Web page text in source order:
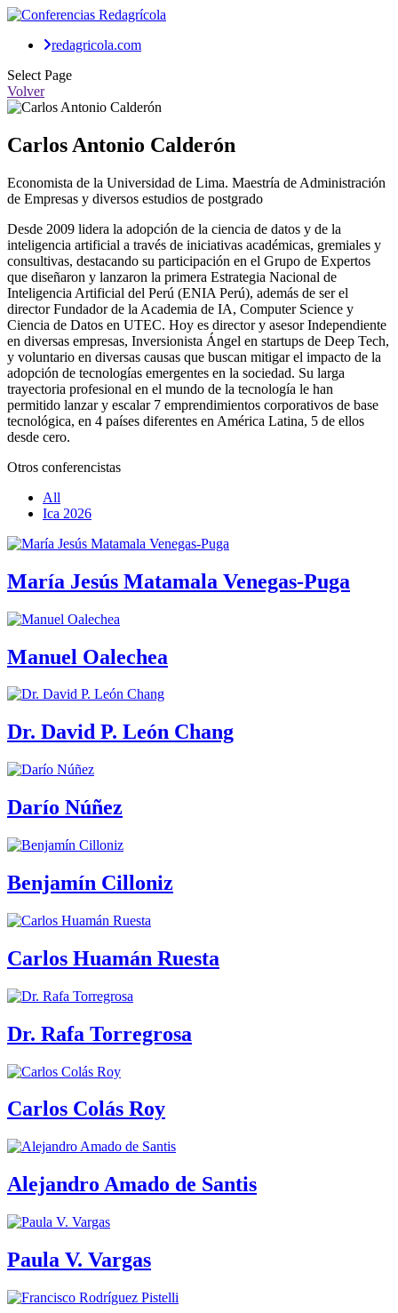
redagricola.com
Select Page
Volver
Carlos Antonio Calderón
Economista de la Universidad de Lima. Maestría de Administración
de Empresas y diversos estudios de postgrado
Desde 2009 lidera la adopción de la ciencia de datos y de la
inteligencia artificial a través de iniciativas académicas, gremiales y
consultivas, destacando su participación en el Grupo de Expertos
que diseñaron y lanzaron la primera Estrategia Nacional de
Inteligencia Artificial del Perú (ENIA Perú), además de ser el
director Fundador de la Academia de IA, Computer Science y
Ciencia de Datos en UTEC. Hoy es director y asesor Independiente
en diversas empresas, Inversionista Ángel en startups de Deep Tech,
y voluntario en diversas causas que buscan mitigar el impacto de la
adopción de tecnologías emergentes en la sociedad. Su larga
trayectoria profesional en el mundo de la tecnología le han
permitido lanzar y escalar 7 emprendimientos corporativos de base
tecnológica, en 4 países diferentes en América Latina, 5 de ellos
desde cero.
Otros conferencistas
All
Ica 2026
María Jesús Matamala Venegas-Puga
Manuel Oalechea
Dr. David P. León Chang
Darío Núñez
Benjamín Cilloniz
Carlos Huamán Ruesta
Dr. Rafa Torregrosa
Carlos Colás Roy
Alejandro Amado de Santis
Paula V. Vargas